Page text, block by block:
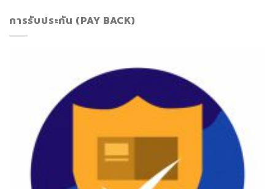
การรับประกัน (PAY BACK)